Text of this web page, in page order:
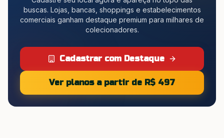
buscas. Lojas, bancas, shoppings e estabelecimentos
comerciais ganham destaque premium para milhares de
colecionadores.
Cadastrar com Destaque
Ver planos a partir de R$ 497